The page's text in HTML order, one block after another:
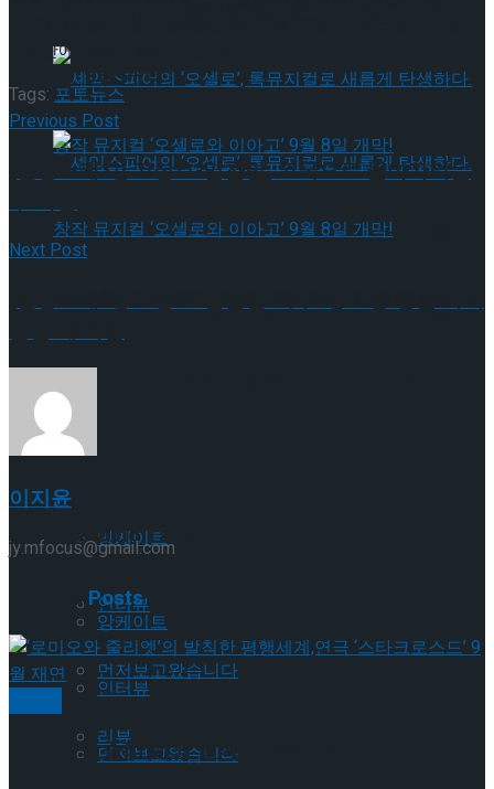
셰익스피어의 ‘오셀로’, 록뮤지컬로 새롭게 탄생
막!
Trending Tags
앙케이트
인터뷰
먼저보고왔습니다
리뷰
트’ 9월 개막
셰익스피어의 ‘오셀로’, 록뮤지컬로 새롭게 탄생
막!
Trending Tags
앙케이트
인터뷰
먼저보고왔습니다
터 3관에서 공연을 이어간다.
Tags: 포토뉴스
Previous Post
[현장스케치] 고상호-임찬민, 고국으로 돌아가려는
Next Post
[현장스케치] 고상호-임찬민-최우리, 고향 땅을 다시
밟은 세 사람
이지윤
jy.mfocus@gmail.com
RelatedPosts
‘로미오와 줄리엣’의 발칙한 평행세계,연극 ‘스타크